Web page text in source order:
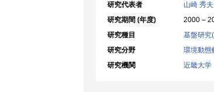
研究代表者
山崎 秀夫
研究期間 (年度)
2000 –
研究種目
基盤研究
研究分野
環境動態
研究機関
近畿大学